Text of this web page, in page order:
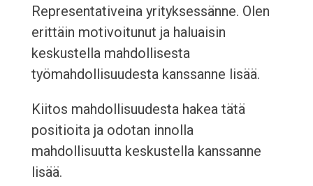
Representativeina yrityksessänne. Olen
erittäin motivoitunut ja haluaisin
keskustella mahdollisesta
työmahdollisuudesta kanssanne lisää.
Kiitos mahdollisuudesta hakea tätä
positioita ja odotan innolla
mahdollisuutta keskustella kanssanne
lisää.